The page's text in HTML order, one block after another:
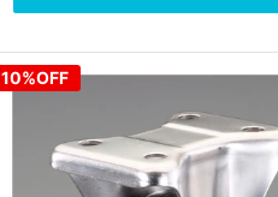
10%OFF